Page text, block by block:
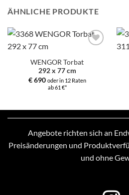
ÄHNLICHE PRODUKTE
Auswahl
hinzufügen
WENGOR Torbat
292 x 77 cm
€690 oder in 12 Raten
ab 61 €*
Angebote richten sich an
Preisänderungen und
und ohne